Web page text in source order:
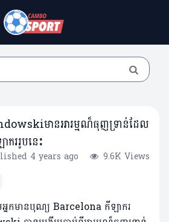
មានអារម្មណ៏ធុញទ្រាន់ដែល
ររូបនេះ
4 years ago
9.6K Views
មអ្នកមានបុណ្យ Barcelona កីឡាករ